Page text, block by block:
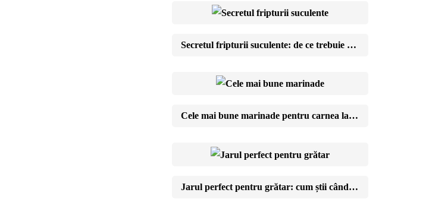
Secretul fripturii suculente: de ce trebuie să lași carnea să se odihnească
Cele mai bune marinade pentru carnea la grătar: rețete și reguli de aur
Jarul perfect pentru grătar: cum știi când cărbunii sunt gata (testul cu mâna)